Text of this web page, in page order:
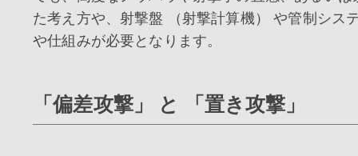
た考え方や、射撃盤 （射撃計算機） や管制シス
や仕組みが必要となります。
「偏差攻撃」 と 「置き攻撃」